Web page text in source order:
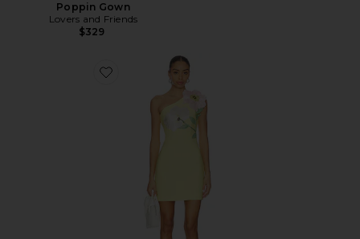
Poppin Gown
Lovers and Friends
$329